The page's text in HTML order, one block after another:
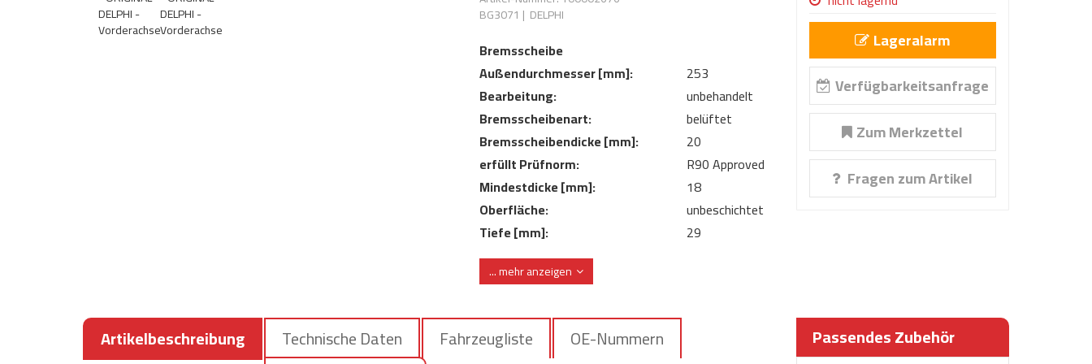
BG3071 | DELPHI
Bremsscheibe
Außendurchmesser [mm]:
253
Bearbeitung:
unbehandelt
Bremsscheibenart:
belüftet
Bremsscheibendicke [mm]:
20
erfüllt Prüfnorm:
R90 Approved
Mindestdicke [mm]:
18
Oberfläche:
unbeschichtet
Tiefe [mm]:
29
Zentrierungsdurchmesser [mm]:
... mehr anzeigen
Lageralarm
Verfügbarkeitsanfrage
Zum Merkzettel
Fragen zum Artikel
Artikelbeschreibung Technische Daten Fahrzeugliste
OE-Nummern
Passendes Zubehör